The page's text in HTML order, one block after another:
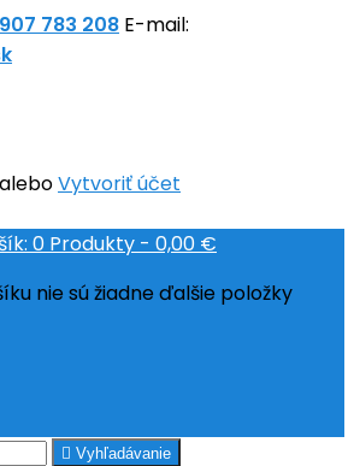
783 208 E-mail:
aleboVytvoriť účet
0 Produkty - 0,00 €
nie sú žiadne ďalšie položky
 Vyhľadávanie